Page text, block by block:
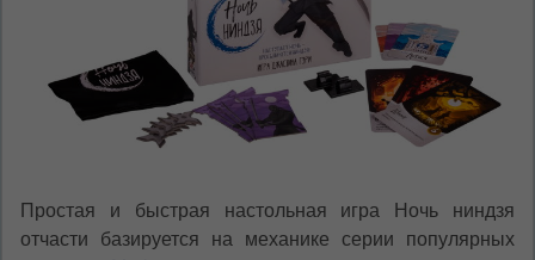
Простая и быстрая настольная игра Ночь ниндзя
отчасти базируется на механике серии популярных